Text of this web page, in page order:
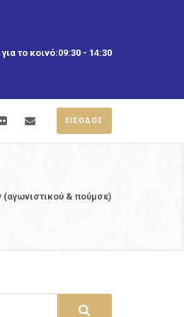
το κοινό:09:30 - 14:30
ΕΙΣΟΔΟΣ
& πούμσε)